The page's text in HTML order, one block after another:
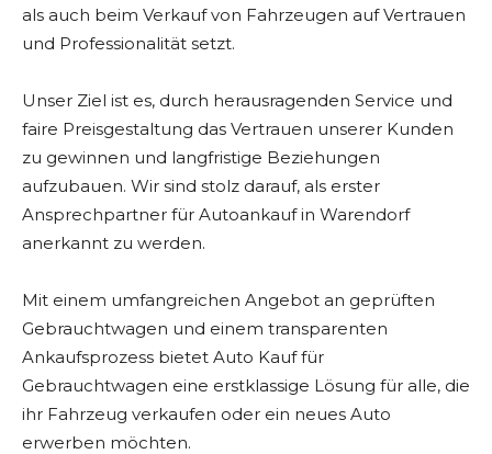
als auch beim Verkauf von Fahrzeugen auf Vertrauen
und Professionalität setzt.
Unser Ziel ist es, durch herausragenden Service und
faire Preisgestaltung das Vertrauen unserer Kunden
zu gewinnen und langfristige Beziehungen
aufzubauen. Wir sind stolz darauf, als erster
Ansprechpartner für Autoankauf in Warendorf
anerkannt zu werden.
Mit einem umfangreichen Angebot an geprüften
Gebrauchtwagen und einem transparenten
Ankaufsprozess bietet Auto Kauf für
Gebrauchtwagen eine erstklassige Lösung für alle, die
ihr Fahrzeug verkaufen oder ein neues Auto
erwerben möchten.